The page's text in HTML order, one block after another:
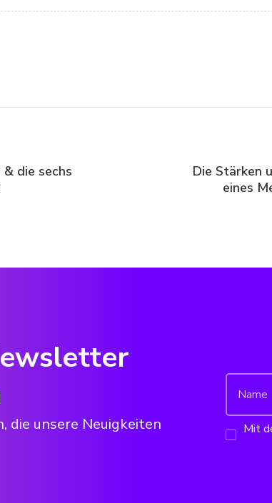
die sechs
Die Stärken
eines
die unsere Neuigkeiten
Mit